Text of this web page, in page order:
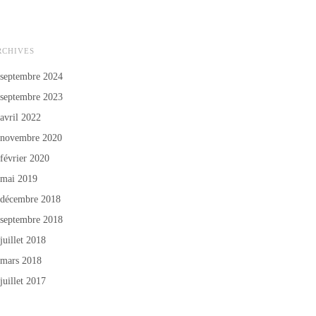
septembre 2024
septembre 2023
avril 2022
novembre 2020
février 2020
mai 2019
décembre 2018
septembre 2018
juillet 2018
mars 2018
juillet 2017